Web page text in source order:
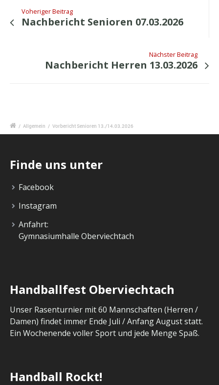
Voheriger Beitrag
Nachbericht Senioren 07.03.2026
Nächster Beitrag
Nachbericht Herren 13.03.2026
/ Allgemein / Vorbericht Senioren 13./14.03.2026
Finde uns unter
Facebook
Instagram
Anfahrt:
Gymnasiumhalle Oberviechtach
Handballfest Oberviechtach
Unser Rasenturnier mit 60 Mannschaften (Herren /
Damen) findet immer Ende Juli / Anfang August statt.
Ein Wochenende voller Sport und jede Menge Spaß.
Handball Rockt!